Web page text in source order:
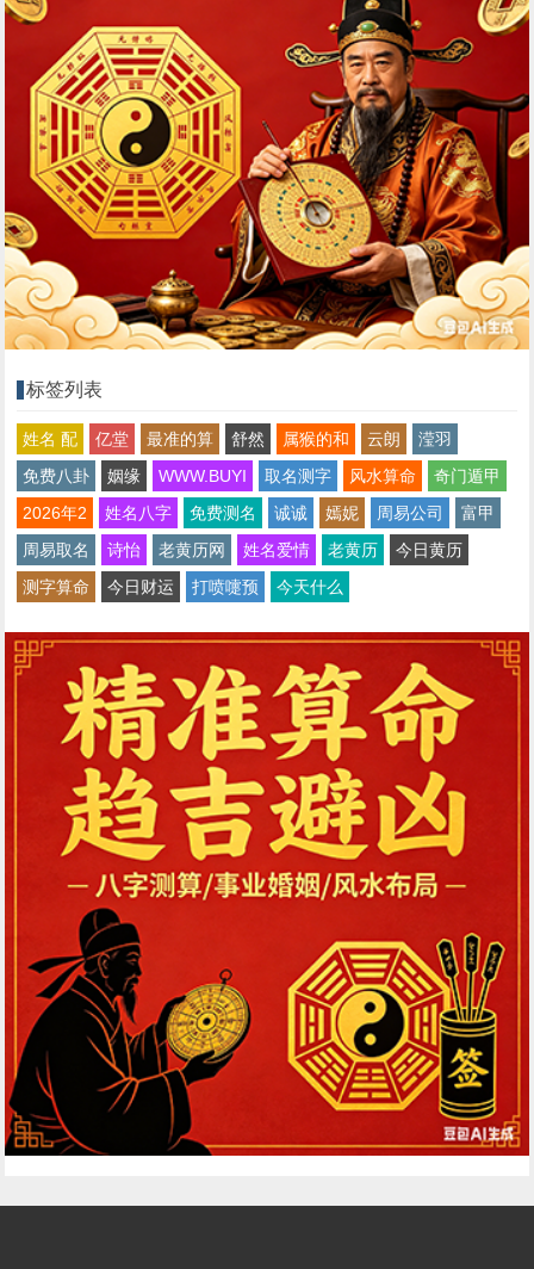
标签列表
姓名 配 亿堂 最准的算 舒然 属猴的和 云朗
滢羽
免费八卦
姻缘 WWW.BUYI 取名测字 风水算命
奇门遁甲
2026年2
姓名八字 免费测名 诚诚 嫣妮 周易公司
富甲
周易取名
诗怡 老黄历网 姓名爱情 老黄历
今日黄历
测字算命
今日财运 打喷嚏预 今天什么